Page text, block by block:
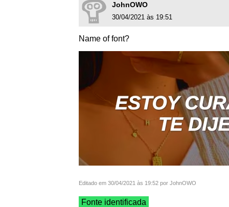
JohnOWO
30/04/2021 às 19:51
Name of font?
Editado em 30/04/2021 às 19:52 por JohnOWO
Fonte identificada